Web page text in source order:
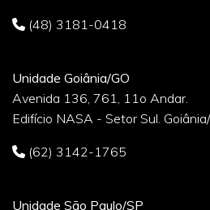
(48) 3181-0418
Unidade Goiânia/GO
Avenida 136, 761, 11o Andar.
Edifício NASA - Setor Sul.
(62) 3142-1765
Unidade São Paulo/SP